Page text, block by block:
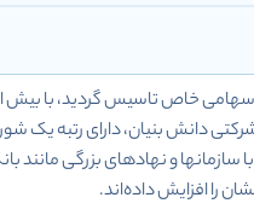
در سال 1380 با شناسه ملی 10102243676 بصورت
دانش بنیان، دارای رتبه